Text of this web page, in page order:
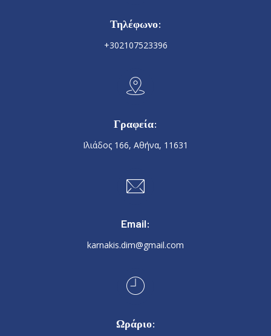
Τηλέφωνο:
+302107523396
Γραφεία:
Ιλιάδος 166, Αθήνα, 11631
Email:
karnakis.dim@gmail.com
Ωράριο: